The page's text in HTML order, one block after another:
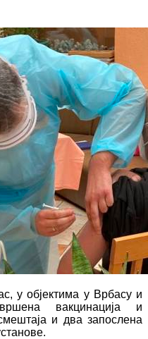
у објектима у Врбасу и
вакцинација и
и два запослена